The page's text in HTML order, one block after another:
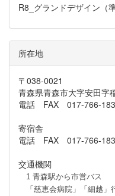
R8_グランドデザイン（準
所在地
〒038-0021
青森県青森市大字安田字
電話 FAX 017-766-
寄宿舎
電話 FAX 017-766-
交通機関
1 青森駅から市営バス
「慈恵会病院」「細越